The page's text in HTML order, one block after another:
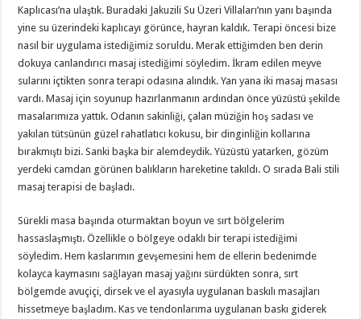
Kaplıcası’na ulaştık. Buradaki Jakuzili Su Üzeri Villaları’nın yanı başında
yine su üzerindeki kaplıcayı görünce, hayran kaldık. Terapi öncesi bize
nasıl bir uygulama istediğimiz soruldu. Merak ettiğimden ben derin
dokuya canlandırıcı masaj istediğimi söyledim. İkram edilen meyve
sularını içtikten sonra terapi odasına alındık. Yan yana iki masaj masası
vardı. Masaj için soyunup hazırlanmanın ardından önce yüzüstü şekilde
masalarımıza yattık. Odanın sakinliği, çalan müziğin hoş sadası ve
yakılan tütsünün güzel rahatlatıcı kokusu, bir dinginliğin kollarına
bırakmıştı bizi. Sanki başka bir alemdeydik. Yüzüstü yatarken, gözüm
yerdeki camdan görünen balıkların hareketine takıldı. O sırada Bali stili
masaj terapisi de başladı.
Sürekli masa başında oturmaktan boyun ve sırt bölgelerim
hassaslaşmıştı. Özellikle o bölgeye odaklı bir terapi istediğimi
söyledim. Hem kaslarımın gevşemesini hem de ellerin bedenimde
kolayca kaymasını sağlayan masaj yağını sürdükten sonra, sırt
bölgemde avuçiçi, dirsek ve el ayasıyla uygulanan baskılı masajları
hissetmeye başladım. Kas ve tendonlarıma uygulanan baskı giderek